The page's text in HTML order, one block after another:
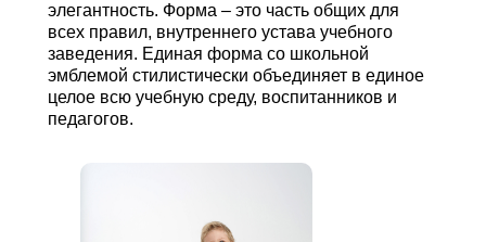
элегантность. Форма – это часть общих для
всех правил, внутреннего устава учебного
заведения. Единая форма со школьной
эмблемой стилистически объединяет в единое
целое всю учебную среду, воспитанников и
педагогов.